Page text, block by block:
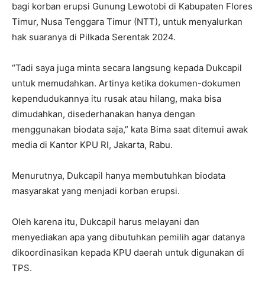
bagi korban erupsi Gunung Lewotobi di Kabupaten Flores
Timur, Nusa Tenggara Timur (NTT), untuk menyalurkan
hak suaranya di Pilkada Serentak 2024.
“Tadi saya juga minta secara langsung kepada Dukcapil
untuk memudahkan. Artinya ketika dokumen-dokumen
kependudukannya itu rusak atau hilang, maka bisa
dimudahkan, disederhanakan hanya dengan
menggunakan biodata saja,” kata Bima saat ditemui awak
media di Kantor KPU RI, Jakarta, Rabu.
Menurutnya, Dukcapil hanya membutuhkan biodata
masyarakat yang menjadi korban erupsi.
Oleh karena itu, Dukcapil harus melayani dan
menyediakan apa yang dibutuhkan pemilih agar datanya
dikoordinasikan kepada KPU daerah untuk digunakan di
TPS.